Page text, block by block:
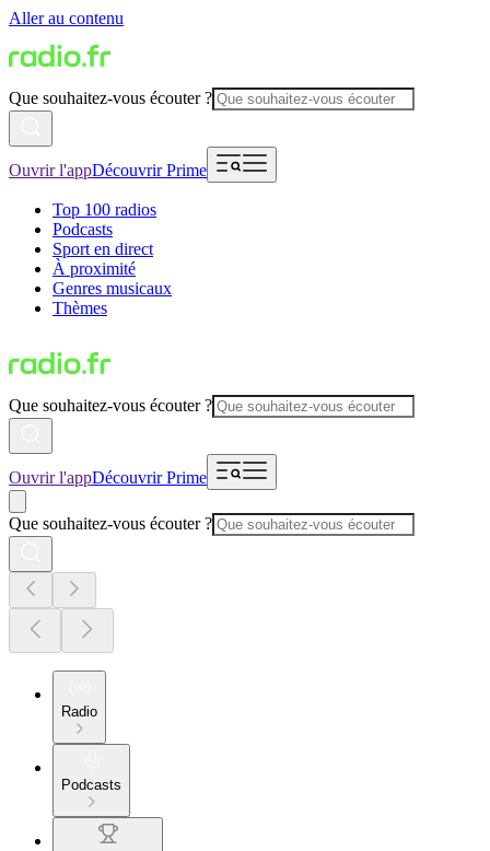
Aller au contenu
Que souhaitez-vous écouter ?
Ouvrir l'appDécouvrir Prime
Top 100 radios
Podcasts
Sport en direct
À proximité
Genres musicaux
Thèmes
Que souhaitez-vous écouter ?
Ouvrir l'appDécouvrir Prime
Que souhaitez-vous écouter ?
Radio
Podcasts